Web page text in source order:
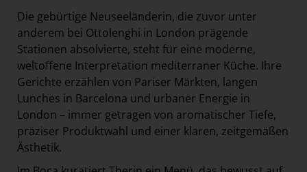
Die gebürtige Neuseeländerin, die zuvor unter
anderem bei Ottolenghi in London prägende
Stationen absolvierte, steht für eine moderne,
weltoffene Interpretation mediterraner Küche. Ihre
Gerichte erzählen von Pariser Märkten, langen
Lunches in Barcelona und urbaner Energie in
London – immer getragen von aromatischer Tiefe,
präziser Produktwahl und einer klaren, zeitgemäßen
Ästhetik.